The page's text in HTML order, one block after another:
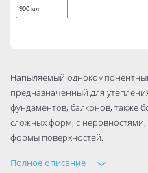
900 мл
Напыляемый
предназначенный для
фундаментов, балконов, также
сложных форм, с
формы поверхностей.
Полное описание